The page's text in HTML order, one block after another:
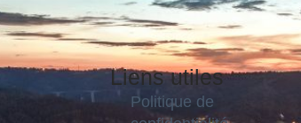
Liens utiles
Politique de